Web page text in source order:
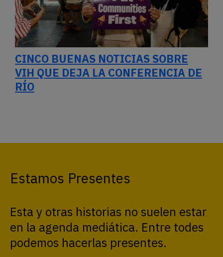
CINCO BUENAS NOTICIAS SOBRE
VIH QUE DEJA LA CONFERENCIA DE
RÍO
Estamos Presentes
Esta y otras historias no suelen estar
en la agenda mediática. Entre todes
podemos hacerlas presentes.